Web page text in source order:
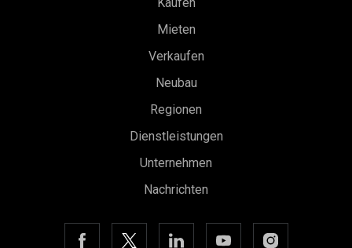
Kaufen
Mieten
Verkaufen
Neubau
Regionen
Dienstleistungen
Unternehmen
Nachrichten